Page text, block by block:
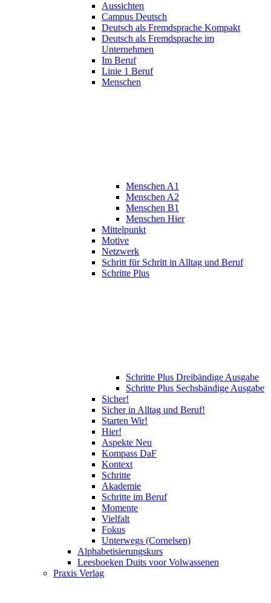
Aussichten
Campus Deutsch
Deutsch als Fremdsprache Kompakt
Deutsch als Fremdsprache im
Unternehmen
Im Beruf
Linie 1 Beruf
Menschen
Menschen A1
Menschen A2
Menschen B1
Menschen Hier
Mittelpunkt
Motive
Netzwerk
Schritt für Schritt in Alltag und Beruf
Schritte Plus
Schritte Plus Dreibändige Ausgabe
Schritte Plus Sechsbändige Ausgabe
Sicher!
Sicher in Alltag und Beruf!
Starten Wir!
Hier!
Aspekte Neu
Kompass DaF
Kontext
Schritte
Akademie
Schritte im Beruf
Momente
Vielfalt
Fokus
Unterwegs (Cornelsen)
Alphabetisierungskurs
Leesboeken Duits voor Volwassenen
Praxis Verlag